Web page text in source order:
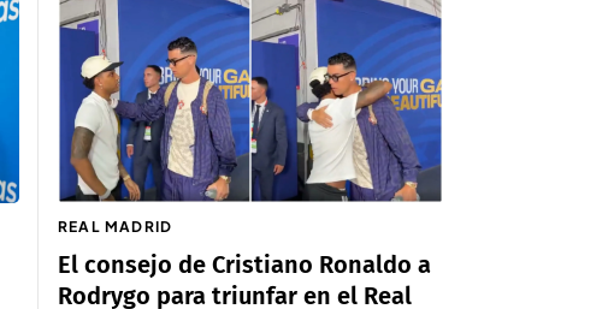
REAL MADRID
El consejo de Cristiano Ronaldo a
Rodrygo para triunfar en el Real